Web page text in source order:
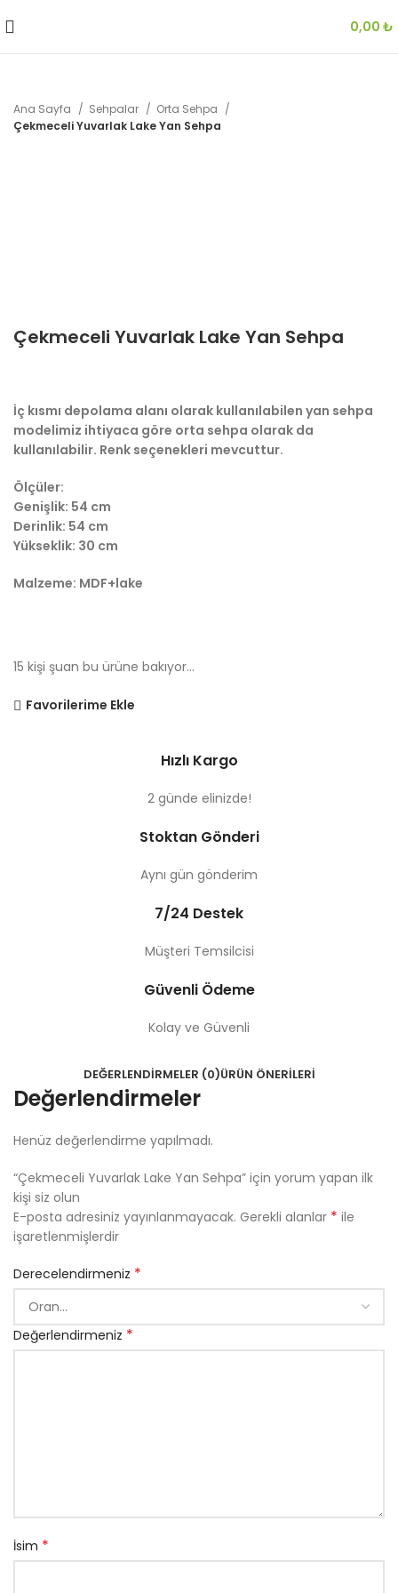
0,00 ₺
Ana Sayfa Sehpalar
Orta Sehpa
Çekmeceli Yuvarlak Lake Yan Sehpa
Çekmeceli Yuvarlak Lake Yan Sehpa
İç kısmı depolama alanı olarak kullanılabilen yan sehpa
modelimiz ihtiyaca göre orta sehpa olarak da
kullanılabilir. Renk seçenekleri mevcuttur.
Ölçüler:
Genişlik: 54 cm
Derinlik: 54 cm
Yükseklik: 30 cm
Malzeme: MDF+lake
15 kişi şuan bu ürüne bakıyor...
Favorilerime Ekle
Hızlı Kargo
2 günde elinizde!
Stoktan Gönderi
Aynı gün gönderim
7/24 Destek
Müşteri Temsilcisi
Güvenli Ödeme
Kolay ve Güvenli
DEĞERLENDIRMELER (0)ÜRÜN ÖNERILERI
Değerlendirmeler
Henüz değerlendirme yapılmadı.
“Çekmeceli Yuvarlak Lake Yan Sehpa” için yorum yapan ilk
kişi siz olun
E-posta adresiniz yayınlanmayacak. Gerekli alanlar * ile
işaretlenmişlerdir
Derecelendirmeniz *
Değerlendirmeniz *
İsim *